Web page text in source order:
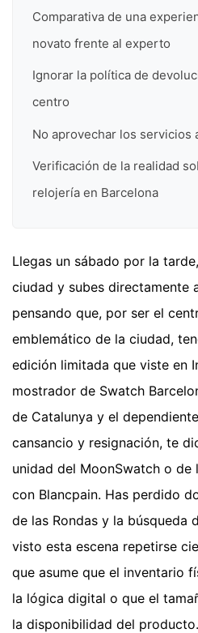
Comparativa de una
novato frente al experto
Ignorar la política de
centro
No aprovechar los servicios
Verificación de la realidad
relojería en Barcelona
Llegas un sábado por la
ciudad y subes directamente
pensando que, por ser el
emblemático de la ciudad,
edición limitada que viste en
mostrador de Swatch
de Catalunya y el
cansancio y resignación, te
unidad del MoonSwatch o
con Blancpain. Has perdido
de las Rondas y la búsqueda
visto esta escena repetirse
que asume que el inventario
la lógica digital o que el
la disponibilidad del